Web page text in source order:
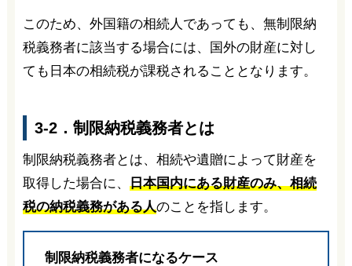
このため、外国籍の相続人であっても、無制限納
税義務者に該当する場合には、国外の財産に対し
ても日本の相続税が課税されることとなります。
3-2．制限納税義務者とは
制限納税義務者とは、相続や遺贈によって財産を
取得した場合に、 日本国内にある財産のみ、相続
税の納税義務がある人のことを指します。
制限納税義務者になるケース